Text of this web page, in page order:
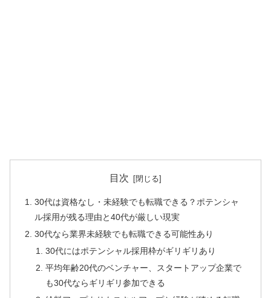
目次
30代は資格なし・未経験でも転職できる？ポテンシャ
ル採用が残る理由と40代が厳しい現実
30代なら業界未経験でも転職できる可能性あり
30代にはポテンシャル採用枠がギリギリあり
平均年齢20代のベンチャー、スタートアップ企業で
も30代ならギリギリ参加できる